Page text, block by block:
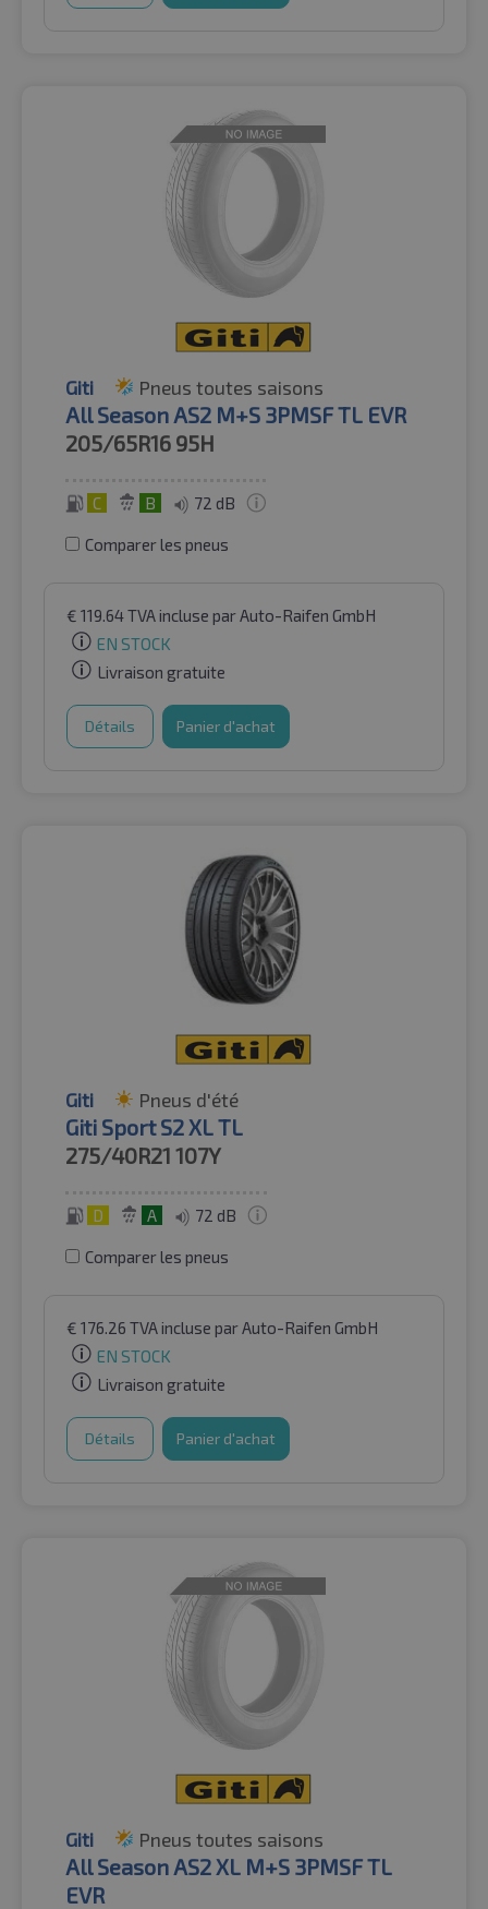
Giti Pneus toutes saisons
All Season AS2 M+S 3PMSF TL EVR
205/65R16 95H
C B 72 dB
Comparer les pneus
€ 119.64TVA incluse par Auto-Raifen GmbH
EN STOCK
Livraison gratuite
Détails Panier d'achat
Giti Pneus d'été
Giti Sport S2 XL TL
275/40R21 107Y
D A 72 dB
Comparer les pneus
€ 176.26 TVA incluse par Auto-Raifen GmbH
EN STOCK
Livraison gratuite
Détails Panier d'achat
Giti Pneus toutes saisons
All Season AS2 XL M+S 3PMSF TL
EVR